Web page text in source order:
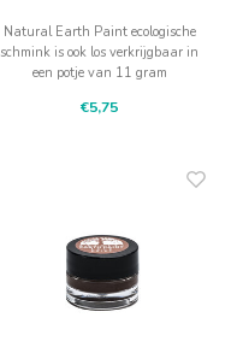
Natural Earth Paint ecologische
schmink is ook los verkrijgbaar in
een potje van 11 gram
€5,75